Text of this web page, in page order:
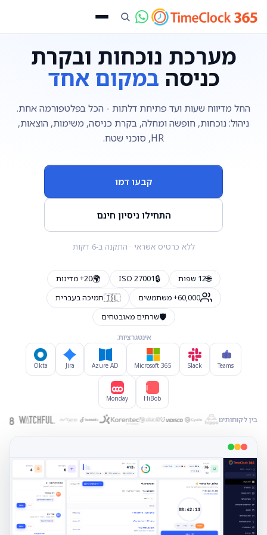
מערכת נוכחות ובקרת
כניסה במקום אחד
החל מדיווח שעות ועד פתיחת דלתות - הכל בפלטפורמה אחת.
ניהול: נוכחות, חופשה ומחלה, בקרת כניסה, משימות, הוצאות,
HR, סוכני שטח.
קבעו דמו
התחילו ניסיון חינם
ללא כרטיס אשראי · התקנה ב-6 דקות
🌐12 שפות 🔒
ISO 27001
🌍20+ מדינות
60,000+ משתמשים
🇮🇱תמיכה בעברית
🛡️שרתים מאובטחים
אינטגרציות:
Teams
Slack
Microsoft 365
Azure AD
Jira
Okta
Hi
HiBob
Monday
בין לקוחותינו